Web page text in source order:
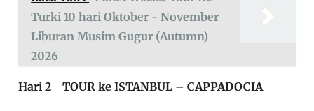
Turki 10 hari Oktober - November
Liburan Musim Gugur (Autumn)
2026
Hari 2 TOUR ke ISTANBUL – CAPPADOCIA